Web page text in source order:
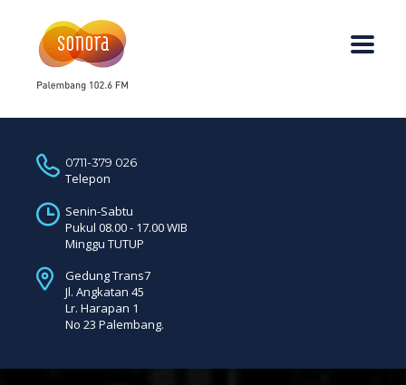
0711-379 026
Telepon
Senin-Sabtu
Pukul 08.00 - 17.00 WIB
Minggu TUTUP
Gedung Trans7
Jl. Angkatan 45
Lr. Harapan 1
No 23 Palembang.